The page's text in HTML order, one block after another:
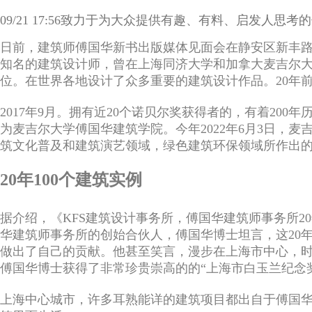
09/21 17:56致力于为大众提供有趣、有料、启发人思考
日前，建筑师傅国华新书出版媒体见面会在静安区新丰
知名的建筑设计师，曾在上海同济大学和加拿大麦吉尔
位。在世界各地设计了众多重要的建筑设计作品。 20年
2017年9月。拥有近20个诺贝尔奖获得者的，有着200年
为麦吉尔大学傅国华建筑学院。今年2022年6月 3 日，麦
筑文化普及和建筑演艺领域，绿色建筑环保领域所作出
20年100个建筑实例
据介绍，《KFS建筑设计事务所，傅国华建筑师事务所20
华建筑师事务所的创始合伙人，傅国华博士坦言，这20
做出了自己的贡献。他甚至笑言，漫步在上海市中心，
傅国华博士获得了非常珍贵崇高的的“上海市白玉兰纪
上海中心城市，许多耳熟能详的建筑项目都出自于傅国